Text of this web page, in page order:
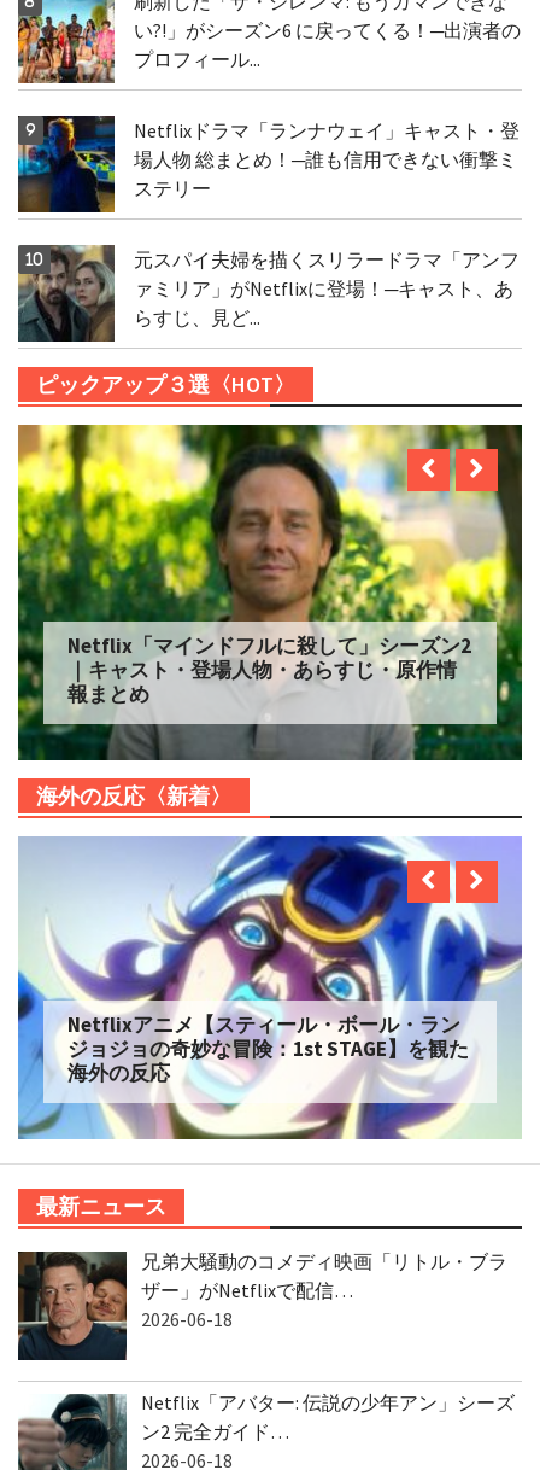
い?!」がシーズン6 に戻ってくる！─出演者の
プロフィール...
Netflixドラマ「ランナウェイ」キャスト・登
場人物 総まとめ！─誰も信用できない衝撃ミ
ステリー
元スパイ夫婦を描くスリラードラマ「アンフ
ァミリア」がNetflixに登場！─キャスト、あ
らすじ、見ど...
ピックアップ３選〈HOT〉
Netflix「マインドフルに殺して」シーズン2
｜キャスト・登場人物・あらすじ・原作情
報まとめ
海外の反応〈新着〉
Netflixアニメ【スティール・ボール・ラン
ジョジョの奇妙な冒険：1st STAGE】を観た
海外の反応
最新ニュース
兄弟大騒動のコメディ映画「リトル・ブラ
ザー」がNetflixで配信…
2026-06-18
Netflix「アバター: 伝説の少年アン」シーズ
ン2 完全ガイド…
2026-06-18